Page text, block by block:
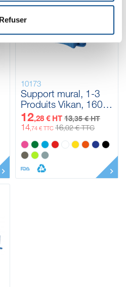
Refuser
10173
Support mural, 1-3
Produits Vikan, 160
mm
12,28 € HT 13,35 € HT
14,74 € TTC 16,02 € TTC